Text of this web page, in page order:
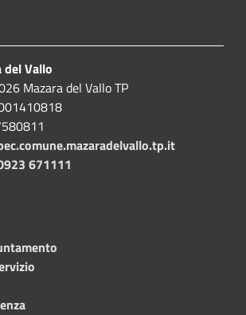
del Vallo
Mazara del Vallo TP
671111